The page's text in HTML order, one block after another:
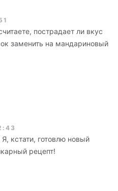
пострадает ли вкус
заменить на мандариновый
кстати, готовлю новый
рецепт!